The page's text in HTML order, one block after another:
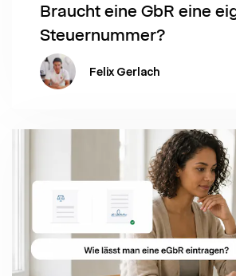
Braucht eine GbR eine
Steuernummer?
Felix Gerlach